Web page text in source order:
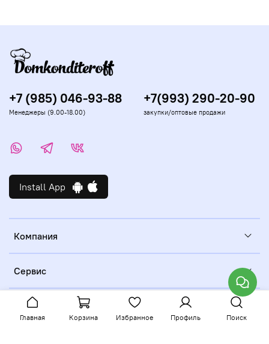
Компания
Сервис
Install App
+7 (985) 046-93-88
Менеджеры (9.00-18.00)
+7(993) 290-20-90
закупки/оптовые продажи
Главная Корзина Избранное Профиль Поиск